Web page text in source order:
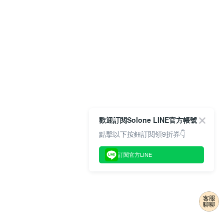
歡迎訂閱Solone LINE官方帳號
點擊以下按鈕訂閱領9折券👇
訂閱官方LINE